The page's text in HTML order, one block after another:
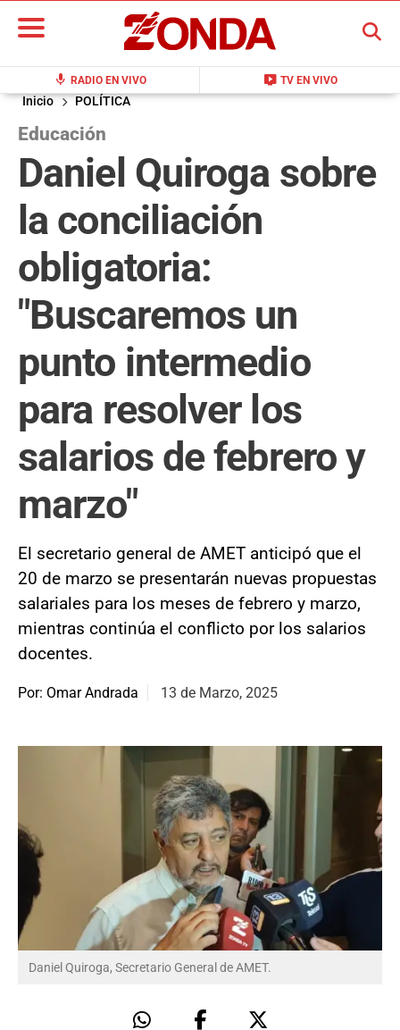
mic RADIO EN VIVO live_tv TV EN VIVO
BUSCAR
Inicio POLÍTICA
Educación
Daniel Quiroga sobre
la conciliación
obligatoria:
"Buscaremos un
punto intermedio
para resolver los
salarios de febrero y
marzo"
El secretario general de AMET anticipó que el
20 de marzo se presentarán nuevas propuestas
salariales para los meses de febrero y marzo,
mientras continúa el conflicto por los salarios
docentes.
Por: Omar Andrada 13 de Marzo, 2025
Daniel Quiroga, Secretario General de AMET.